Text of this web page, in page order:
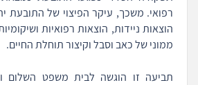
רפואי. משכך, עיקר הפיצוי של התובעת
הוצאות ניידות, הוצאות רפואיות
ממוני של כאב וסבל וקיצור תוחלת החיים.
תביעה זו הוגשה לבית משפט השלום